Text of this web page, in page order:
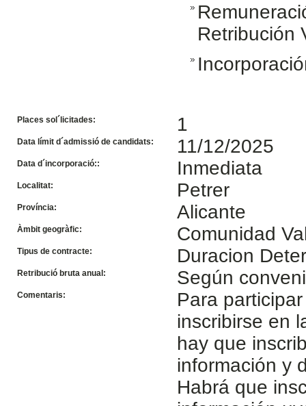
Retribución
Places sol´licitades: 1
Data límit d´admissió de candidats: 11/12/2025
Data d´incorporació:: Inmediata
Localitat: Petrer
Província: Alicante
Àmbit geogràfic: Comunidad
Tipus de contracte: Duracion
Retribució bruta anual: Según
Comentaris:
Para
inscribirse en
hay que
información y
Habrá que